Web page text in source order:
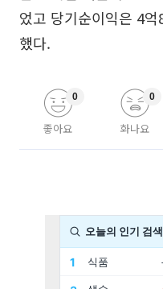
었고 당기순이익은 4
했다.
좋아요
0
화나요
0